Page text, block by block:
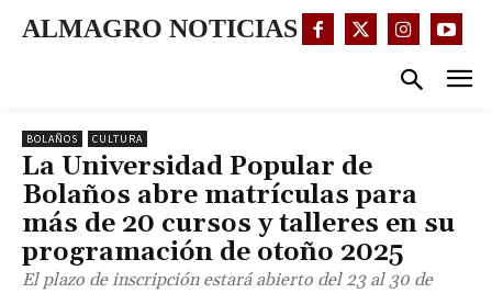
ALMAGRO NOTICIAS
BOLAÑOS CULTURA
La Universidad Popular de
Bolaños abre matrículas para
más de 20 cursos y talleres en su
programación de otoño 2025
El plazo de inscripción estará abierto del 23 al 30 de